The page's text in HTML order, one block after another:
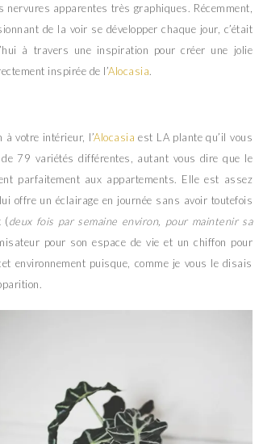
apparentes très graphiques. Récemment,
de la voir se développer chaque jour, c’était
à travers une inspiration pour créer une jolie
inspirée de l’Alocasia.
à votre intérieur, l’Alocasia est LA plante qu’il vous
79 variétés différentes, autant vous dire que le
parfaitement aux appartements. Elle est assez
offre un éclairage en journée sans avoir toutefois
(deux fois par semaine environ, pour maintenir sa
pour son espace de vie et un chiffon pour
environnement puisque, comme je vous le disais